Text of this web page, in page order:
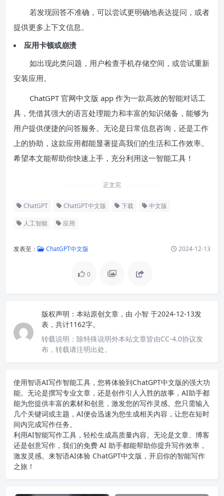
若发现回答不准确，可以尝试更明确地表达提问，或者
提供更多上下文信息。
应用卡顿或崩溃
如出现此类问题，用户检查手机存储空间，或尝试重新
安装应用。
ChatGPT 官网中文版 app 作为一款高效的智能对话工
具，凭借其强大的语言处理能力和丰富的知识储备，能够为
用户提供便捷的问答服务。无论是日常信息咨询，还是工作
上的协助，这款应用都能显著提高我们的生活和工作效率。
希望本文能帮助你快速上手，充分利用这一智能工具！
正文完
ChatGPT ChatGPT中文版 下载 中文版
人工智能 应用
发表至： ChatGPT中文版 2024-12-13
0
版权声明： 本站原创文章，由 小智 于2024-12-13发
表，共计1162字。
转载说明： 除特殊说明外本站文章皆由CC-4.0协议发
布，转载请注明出处。
使用智语AI写作智能工具，您将体验到ChatGPT中文版的强大功
能。无论是撰写专业文章，还是创作引人入胜的故事，AI助手都
能为您提供丰富的素材和创意，激发您的写作灵感。您只需输入
几个关键词或主题，AI便会迅速为您生成相关内容，让您在短时
间内完成写作任务。
利用AI智能写作工具，轻松生成高质量内容。无论是文章、博客
还是创意写作，我们的免费 AI 助手都能帮助你提升写作效率，
激发灵感。来智语AI体验 ChatGPT中文版 ，开启你的智能写作
之旅！